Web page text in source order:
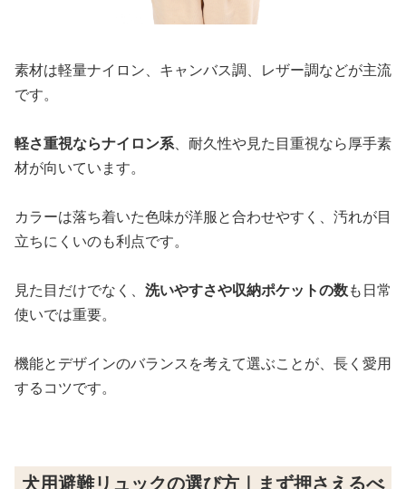
素材は軽量ナイロン、キャンバス調、レザー調などが主流
です。
軽さ重視ならナイロン系、耐久性や見た目重視なら厚手素
材が向いています。
カラーは落ち着いた色味が洋服と合わせやすく、汚れが目
立ちにくいのも利点です。
見た目だけでなく、 洗いやすさや収納ポケットの数も日常
使いでは重要。
機能とデザインのバランスを考えて選ぶことが、長く愛用
するコツです。
犬用避難リュックの選び方｜まず押さえるべ